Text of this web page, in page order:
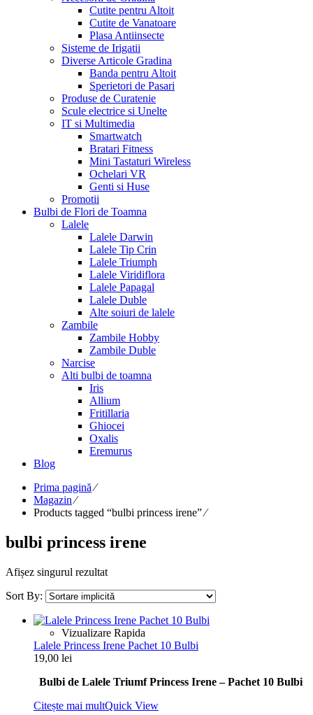
Cutite pentru Altoit
Cutite de Vanatoare
Plasa Antiinsecte
Sisteme de Irigatii
Diverse Articole Gradina
Banda pentru Altoit
Sperietori de Pasari
Produse de Curatenie
Scule electrice si Unelte
IT si Multimedia
Smartwatch
Bratari Fitness
Mini Tastaturi Wireless
Ochelari VR
Genti si Huse
Promotii
Bulbi de Flori de Toamna
Lalele
Lalele Darwin
Lalele Tip Crin
Lalele Triumph
Lalele Viridiflora
Lalele Papagal
Lalele Duble
Alte soiuri de lalele
Zambile
Zambile Hobby
Zambile Duble
Narcise
Alti bulbi de toamna
Iris
Allium
Fritillaria
Ghiocei
Oxalis
Eremurus
Blog
Prima pagină⁄
Magazin ⁄
Products tagged “bulbi princess irene”⁄
bulbi princess irene
Afișez singurul rezultat
Sort By:
Vizualizare Rapida
Lalele Princess Irene Pachet 10 Bulbi
19,00 lei
Bulbi de Lalele Triumf Princess Irene – Pachet 10 Bulbi
Citește mai multQuick View